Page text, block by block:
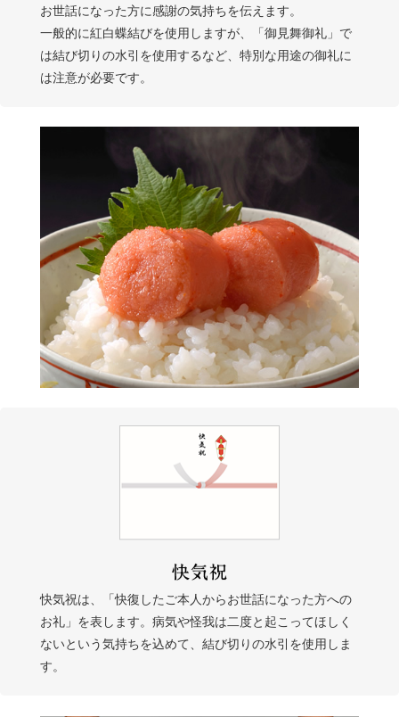
お世話になった方に感謝の気持ちを伝えます。
一般的に紅白蝶結びを使用しますが、「御見舞御礼」で
は結び切りの水引を使用するなど、特別な用途の御礼に
は注意が必要です。
快気祝は、「快復したご本人からお世話になった方への
お礼」を表します。病気や怪我は二度と起こってほしく
ないという気持ちを込めて、結び切りの水引を使用しま
す。